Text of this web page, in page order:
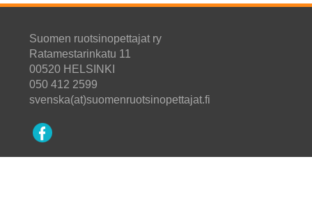
Suomen ruotsinopettajat ry
Ratamestarinkatu 11
00520 HELSINKI
050 412 2599
svenska(at)suomenruotsinopettajat.fi